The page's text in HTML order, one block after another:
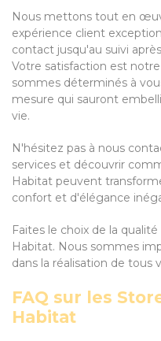
Nous mettons tout en
expérience client
contact jusqu'au suivi
Votre satisfaction est
sommes déterminés à
mesure qui sauront
vie.
N'hésitez pas à nous
services et découvrir
Habitat peuvent
confort et d'élégance
Faites le choix de la
Habitat. Nous sommes
dans la réalisation de
FAQ sur les
Habitat